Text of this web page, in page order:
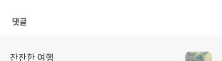
댓글
잔잔한 여행